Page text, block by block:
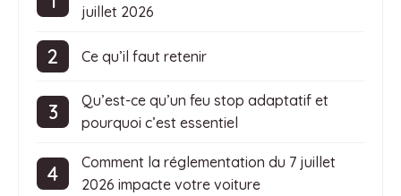
juillet 2026
Ce qu’il faut retenir
Qu’est-ce qu’un feu stop adaptatif et
pourquoi c’est essentiel
Comment la réglementation du 7 juillet
2026 impacte votre voiture